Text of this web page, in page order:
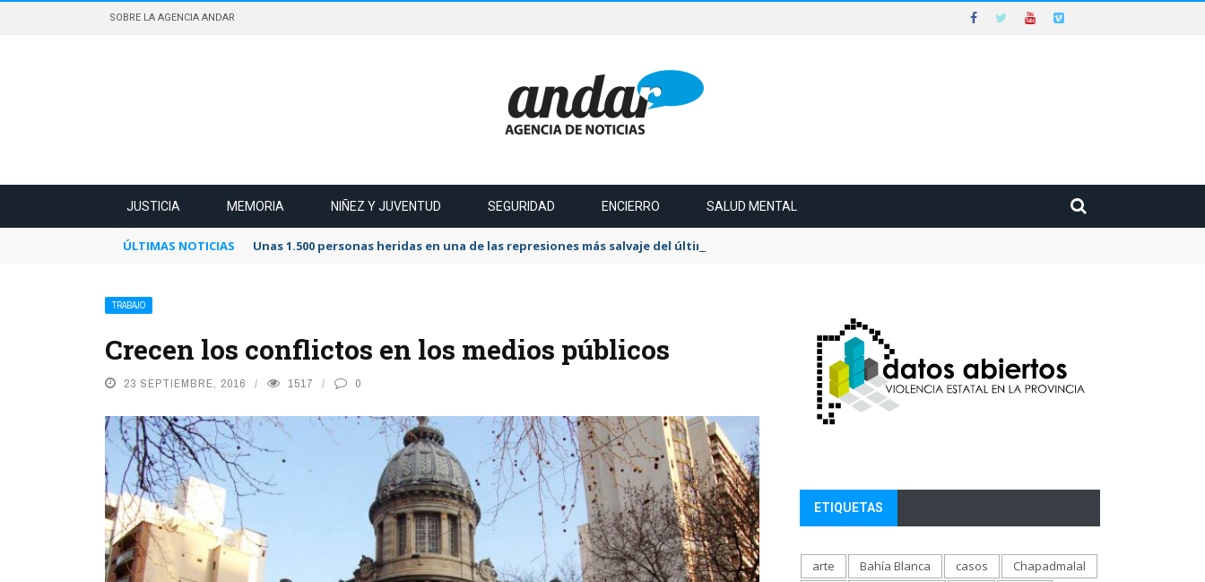
SOBRE LA AGENCIA ANDAR
JUSTICIA MEMORIA NIÑEZ Y JUVENTUD SEGURIDAD ENCIERRO SALUD MENTAL
ÚLTIMAS NOTICIAS Unas 1.500 personas heridas en una de las represiones más salvaje del último tiempo
TRABAJO
Crecen los conflictos en los medios públicos
23 SEPTIEMBRE, 2016 1517 0
ETIQUETAS
arte Bahía Blanca casos
Chapadmalal